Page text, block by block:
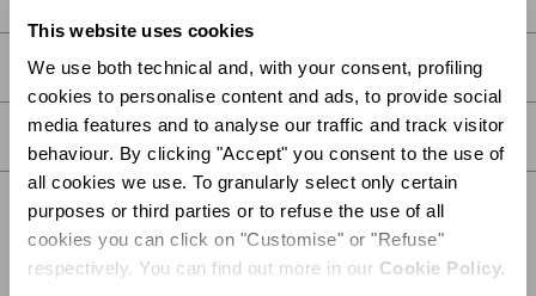
This website uses cookies
We use both technical and, with your consent, profiling
cookies to personalise content and ads, to provide social
media features and to analyse our traffic and track visitor
behaviour. By clicking "Accept" you consent to the use of
all cookies we use. To granularly select only certain
purposes or third parties or to refuse the use of all
cookies you can click on "Customise" or "Refuse"
respectively. You can find out more in our Cookie Policy.
DÉTAIL
SOIN
EXPÉDITION ET RETOUR